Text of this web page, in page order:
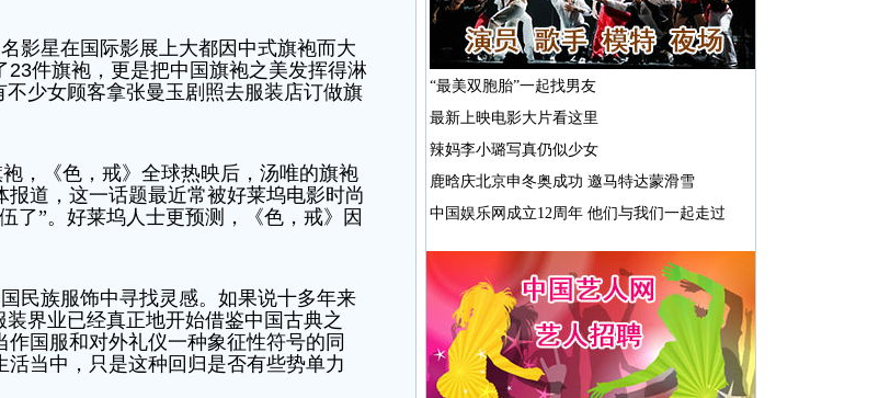
影星在国际影展上大都因中式旗袍而大
23件旗袍，更是把中国旗袍之美发挥得淋
少女顾客拿张曼玉剧照去服装店订做旗
，《色，戒》全球热映后，汤唯的旗袍
道，这一话题最近常被好莱坞电影时尚
了”。好莱坞人士更预测，《色，戒》因
民族服饰中寻找灵感。如果说十多年来
界业已经真正地开始借鉴中国古典之
国服和对外礼仪一种象征性符号的同
当中，只是这种回归是否有些势单力